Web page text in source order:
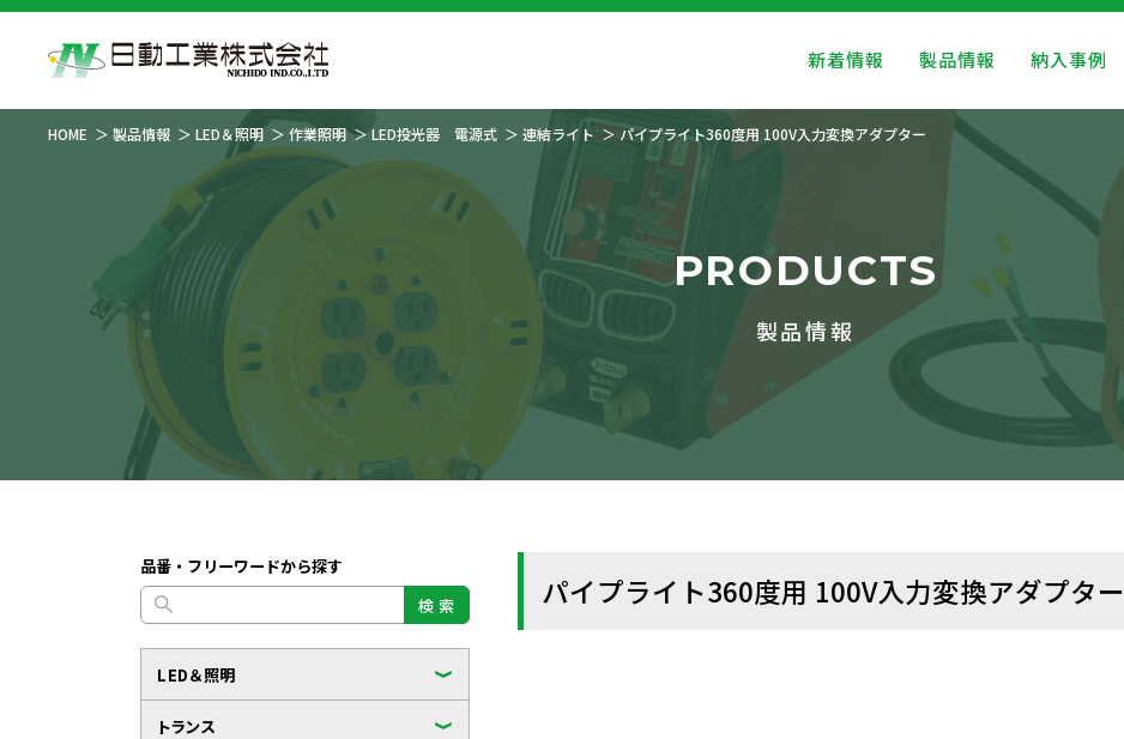
新着情報 製品情報 納入事例
HOME 製品情報 LED＆照明 作業照明 LED投光器 電源式 連結ライト パイプライト360度用 100V入力変換アダプター
PRODUCTS
製品情報
品番・フリーワードから探す
検 索
LED＆照明
トランス
パイプライト360度用 100V入力変換アダプター